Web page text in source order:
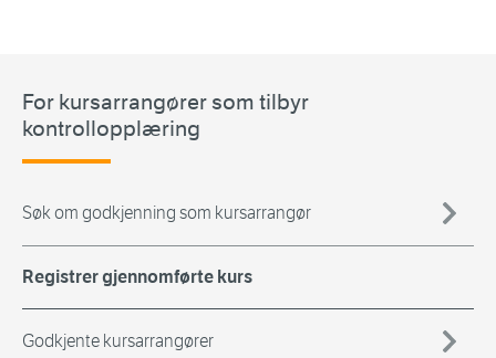
For kursarrangører som tilbyr
kontrollopplæring
Søk om godkjenning som kursarrangør
Registrer gjennomførte kurs
Godkjente kursarrangører